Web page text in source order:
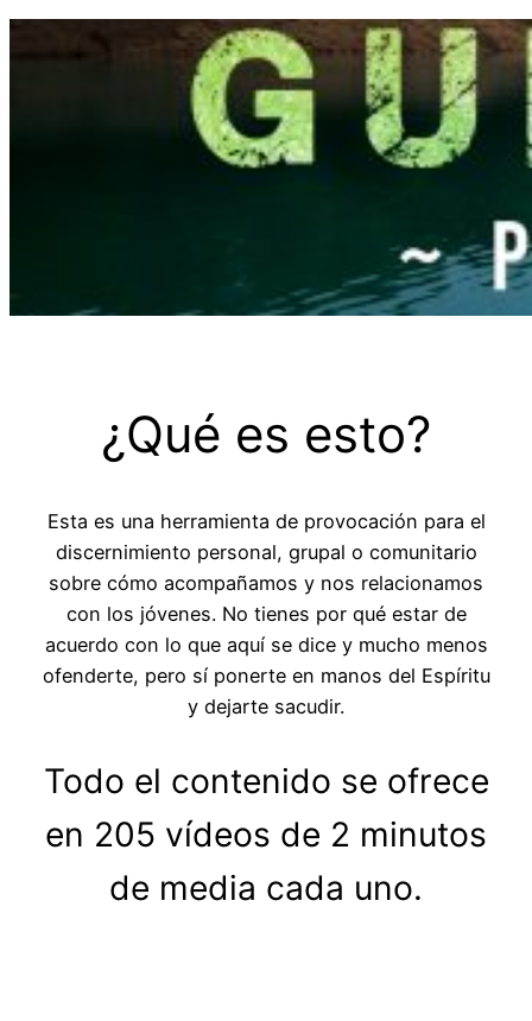
¿Qué es esto?
Esta es una herramienta de provocación para el
discernimiento personal, grupal o comunitario
sobre cómo acompañamos y nos relacionamos
con los jóvenes. No tienes por qué estar de
acuerdo con lo que aquí se dice y mucho menos
ofenderte, pero sí ponerte en manos del Espíritu
y dejarte sacudir.
Todo el contenido se ofrece
en 205 vídeos de 2 minutos
de media cada uno.